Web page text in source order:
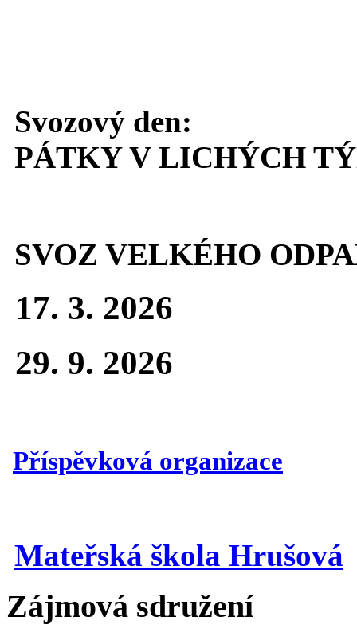
Svozový den:
PÁTKY V LICHÝCH
SVOZ VELKÉHO
17. 3. 2026
29. 9. 2026
Příspěvková organizace
Mateřská škola Hrušová
Zájmová sdružení